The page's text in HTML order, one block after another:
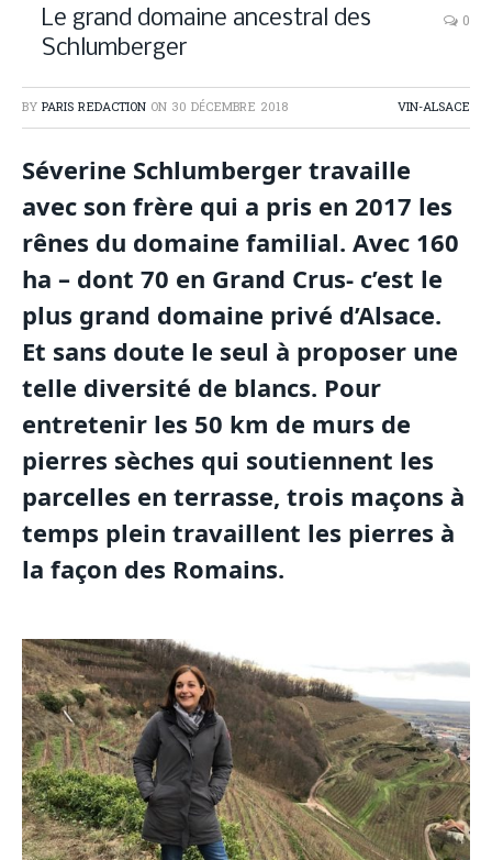
Le grand domaine ancestral des
Schlumberger
0
BY PARIS REDACTION ON 30 DÉCEMBRE 2018 VIN-ALSACE
Séverine Schlumberger travaille
avec son frère qui a pris en 2017 les
rênes du domaine familial. Avec 160
ha – dont 70 en Grand Crus- c’est le
plus grand domaine privé d’Alsace.
Et sans doute le seul à proposer une
telle diversité de blancs. Pour
entretenir les 50 km de murs de
pierres sèches qui soutiennent les
parcelles en terrasse, trois maçons à
temps plein travaillent les pierres à
la façon des Romains.